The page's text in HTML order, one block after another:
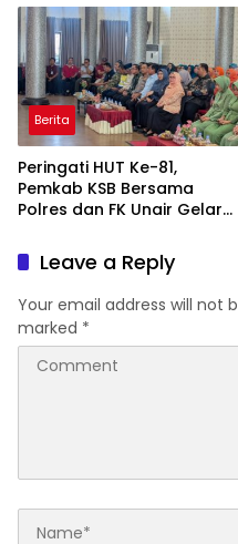
Berita
Peringati HUT Ke-81,
Pemkab KSB Bersama
Polres dan FK Unair Gelar
Hari Pertama Kehidupan”
Leave a Reply
Your email address will not
marked *